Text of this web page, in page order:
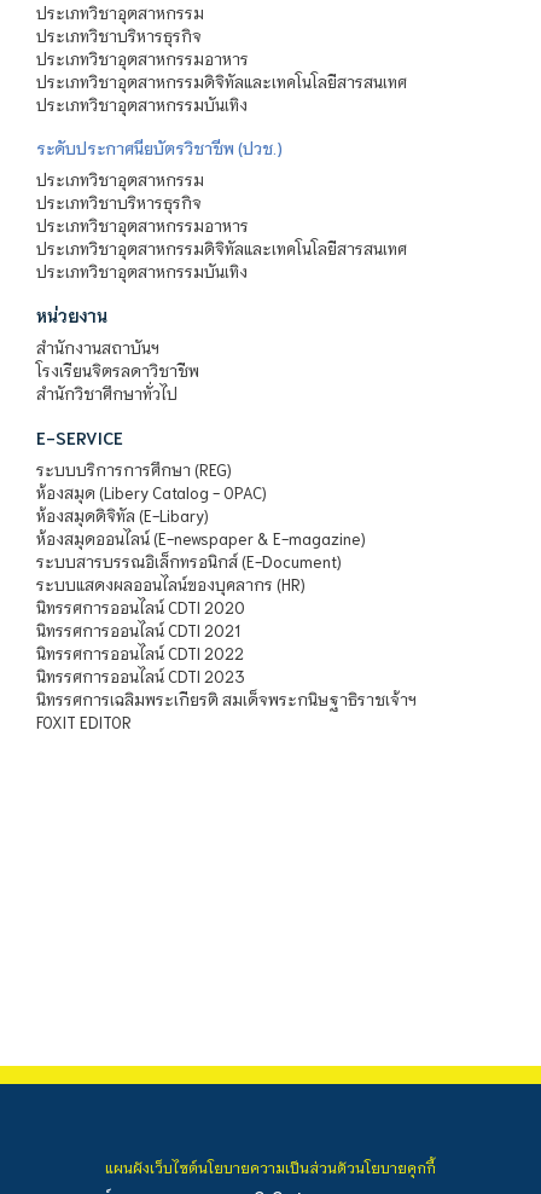
ประเภทวิชาอุตสาหกรรม
ประเภทวิชาบริหารธุรกิจ
ประเภทวิชาอุตสาหกรรมอาหาร
ประเภทวิชาอุตสาหกรรมดิจิทัลและเทคโนโลยีสารสนเทศ
ประเภทวิชาอุตสาหกรรมบันเทิง
ระดับประกาศนียบัตรวิชาชีพ (ปวช.)
ประเภทวิชาอุตสาหกรรม
ประเภทวิชาบริหารธุรกิจ
ประเภทวิชาอุตสาหกรรมอาหาร
ประเภทวิชาอุตสาหกรรมดิจิทัลและเทคโนโลยีสารสนเทศ
ประเภทวิชาอุตสาหกรรมบันเทิง
หน่วยงาน
สำนักงานสถาบันฯ
โรงเรียนจิตรลดาวิชาชีพ
สำนักวิชาศึกษาทั่วไป
E-SERVICE
ระบบบริการการศึกษา (REG)
ห้องสมุด (Libery Catalog - OPAC)
ห้องสมุดดิจิทัล (E-Libary)
ห้องสมุดออนไลน์ (E-newspaper & E-magazine)
ระบบสารบรรณอิเล็กทรอนิกส์ (E-Document)
ระบบแสดงผลออนไลน์ของบุคลากร (HR)
นิทรรศการออนไลน์ CDTI 2020
นิทรรศการออนไลน์ CDTI 2021
นิทรรศการออนไลน์ CDTI 2022
นิทรรศการออนไลน์ CDTI 2023
นิทรรศการเฉลิมพระเกียรติ สมเด็จพระกนิษฐาธิราชเจ้าฯ
FOXIT EDITOR
แผนผังเว็บไซต์นโยบายความเป็นส่วนตัวนโยบายคุกกี้